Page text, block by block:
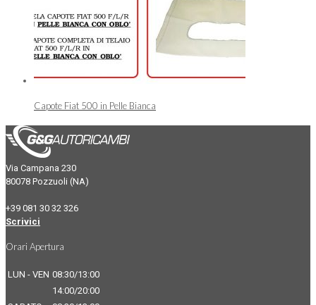
Capote Fiat 500 in Pelle Bianca
Via Campana 230
80078 Pozzuoli (NA)
+39 081 30 32 326
Scrivici
Orari Apertura
LUN - VEN 08:30/13:00
14:00/20:00